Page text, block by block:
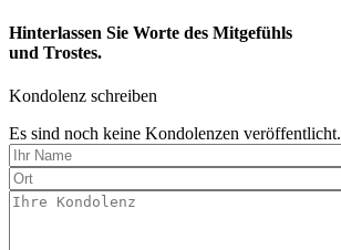
Hinterlassen Sie Worte des Mitgefühls
und Trostes.
Kondolenz schreiben
Es sind noch keine Kondolenzen veröffentlicht.